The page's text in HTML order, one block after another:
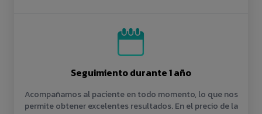
Seguimiento durante 1 año
Acompañamos al paciente en todo momento, lo que nos
permite obtener excelentes resultados. En el precio de la